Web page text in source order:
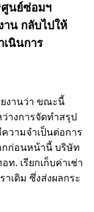
ศูนย์ซ่อมฯ
าน กลับไปให้
เนินการ
ยงานว่า ขณะนี้
างการจัดทำสรุป
วามจำเป็นต่อการ
กก่อนหน้านี้ บริษัท
. เรียกเก็บค่าเช่า
เดิม ซึ่งส่งผลกระ